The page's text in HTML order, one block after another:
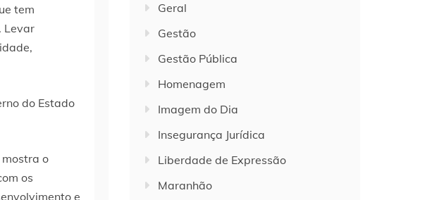
tem
Levar
do Estado
mostra o
os
e
Geral
Gestão
Gestão Pública
Homenagem
Imagem do Dia
Insegurança Jurídica
Liberdade de Expressão
Maranhão